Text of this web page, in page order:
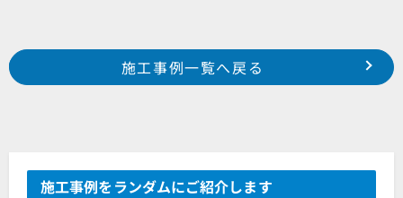
Prev
浜松市 南区 寺脇町 T様邸
浜松市 天竜区 山東 M様邸
施工事例一覧へ戻る
施工事例をランダムにご紹介します